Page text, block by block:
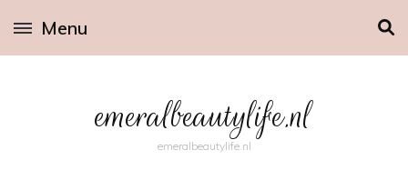
Menu
emeralbeautylife.nl
emeralbeautylife.nl